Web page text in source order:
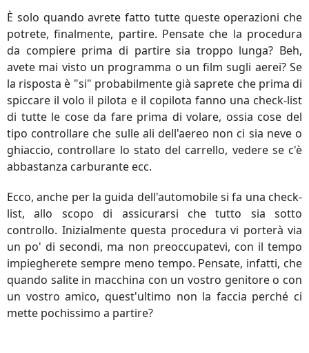
È solo quando avrete fatto tutte queste operazioni che
potrete, finalmente, partire. Pensate che la procedura
da compiere prima di partire sia troppo lunga? Beh,
avete mai visto un programma o un film sugli aerei? Se
la risposta è "si" probabilmente già saprete che prima di
spiccare il volo il pilota e il copilota fanno una check-list
di tutte le cose da fare prima di volare, ossia cose del
tipo controllare che sulle ali dell'aereo non ci sia neve o
ghiaccio, controllare lo stato del carrello, vedere se c'è
abbastanza carburante ecc.
Ecco, anche per la guida dell'automobile si fa una check-
list, allo scopo di assicurarsi che tutto sia sotto
controllo. Inizialmente questa procedura vi porterà via
un po' di secondi, ma non preoccupatevi, con il tempo
impiegherete sempre meno tempo. Pensate, infatti, che
quando salite in macchina con un vostro genitore o con
un vostro amico, quest'ultimo non la faccia perché ci
mette pochissimo a partire?